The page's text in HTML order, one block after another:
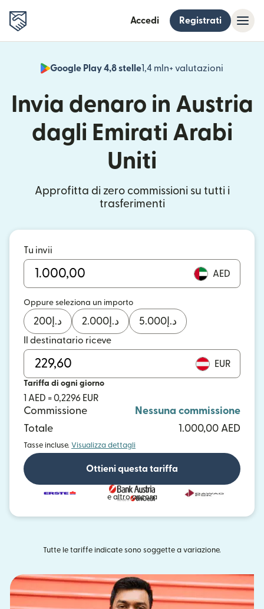
Accedi Registrati
Google Play 4,8 stelle1,4 mln+ valutazioni
Invia denaro in Austria
dagli Emirati Arabi
Uniti
Approfitta di zero commissioni su tutti i
trasferimenti
Tu invii
AED
Oppure seleziona un importo
د.إ 200 د.إ 2.000 د.إ 5.000
Il destinatario riceve
EUR
Tariffa di ogni giorno
1 AED = 0,2296 EUR
Commissione
Nessuna commissione
Totale
1.000,00 AED
Tasse incluse. Visualizza dettagli
Ottieni questa tariffa
e altro ancora
Tutte le tariffe indicate sono soggette a variazione.